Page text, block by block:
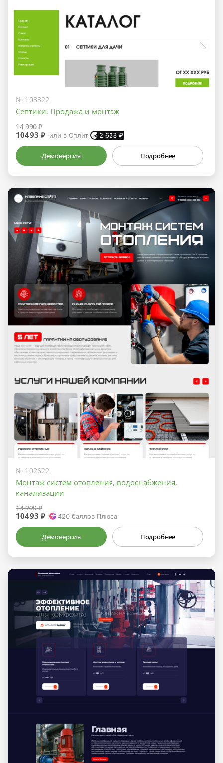
№ 103322
Септики. Продажа и монтаж
14 990 ₽
10493 ₽ или в Сплит 2 623 ₽
Демоверсия Подробнее
№ 102622
Монтаж систем отопления, водоснабжения,
канализации
14 990 ₽
10493 ₽ 420 баллов Плюса
Демоверсия Подробнее